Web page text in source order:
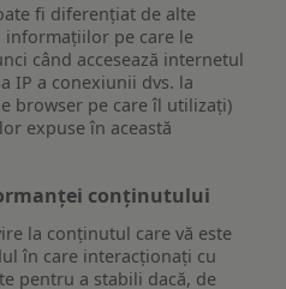
fi diferențiat de alte
informațiilor pe care le
când accesează internetul
IP a conexiunii dvs. la
browser pe care îl utilizați)
expuse în această
conținutului
la conținutul care vă este
în care interacționați cu
pentru a stabili dacă, de